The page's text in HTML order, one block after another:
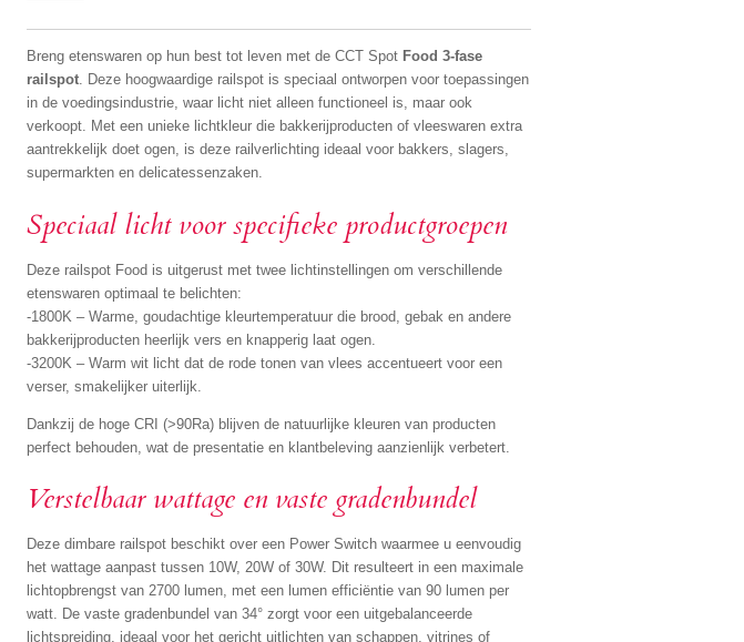
Breng etenswaren op hun best tot leven met de CCT Spot Food 3-fase
railspot. Deze hoogwaardige railspot is speciaal ontworpen voor toepassingen
in de voedingsindustrie, waar licht niet alleen functioneel is, maar ook
verkoopt. Met een unieke lichtkleur die bakkerijproducten of vleeswaren extra
aantrekkelijk doet ogen, is deze railverlichting ideaal voor bakkers, slagers,
supermarkten en delicatessenzaken.
Speciaal licht voor specifieke productgroepen
Deze railspot Food is uitgerust met twee lichtinstellingen om verschillende
etenswaren optimaal te belichten:
-1800K – Warme, goudachtige kleurtemperatuur die brood, gebak en andere
bakkerijproducten heerlijk vers en knapperig laat ogen.
-3200K – Warm wit licht dat de rode tonen van vlees accentueert voor een
verser, smakelijker uiterlijk.
Dankzij de hoge CRI (>90Ra) blijven de natuurlijke kleuren van producten
perfect behouden, wat de presentatie en klantbeleving aanzienlijk verbetert.
Verstelbaar wattage en vaste gradenbundel
Deze dimbare railspot beschikt over een Power Switch waarmee u eenvoudig
het wattage aanpast tussen 10W, 20W of 30W. Dit resulteert in een maximale
lichtopbrengst van 2700 lumen, met een lumen efficiëntie van 90 lumen per
watt. De vaste gradenbundel van 34° zorgt voor een uitgebalanceerde
lichtspreiding, ideaal voor het gericht uitlichten van schappen, vitrines of